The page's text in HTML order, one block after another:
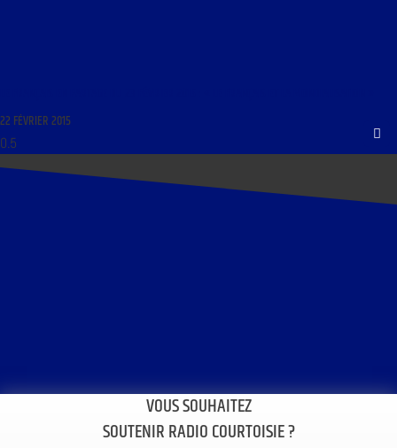
22 FÉVRIER 2015
VOUS SOUHAITEZ
SOUTENIR RADIO COURTOISIE ?